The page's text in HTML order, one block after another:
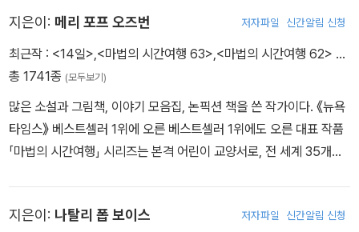
지은이: 메리 포프 오즈번 저자파일 신간알림 신청
최근작 : <14일>,<마법의 시간여행 63>,<마법의 시간여행 62> …
총 1741종 (모두보기)
많은 소설과 그림책, 이야기 모음집, 논픽션 책을 쓴 작가이다. 《뉴욕
타임스》 베스트셀러 1위에 오른 베스트셀러 1위에도 오른 대표 작품
「마법의 시간여행」 시리즈는 본격 어린이 교양서로, 전 세계 35개국
로서 어린이 독자에게 과학, 다양한 세계 역사, 문화, 지리 등 어린이
지은이: 나탈리 폽 보이스 저자파일 신간알림 신청